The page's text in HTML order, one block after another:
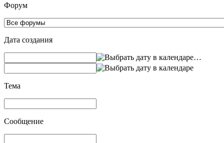
Форум
Дата создания
…
Тема
Сообщение